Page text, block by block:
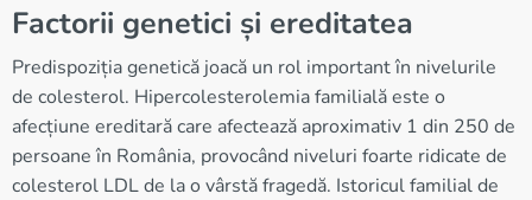
Factorii genetici și ereditatea
Predispoziția genetică joacă un rol important în nivelurile
de colesterol. Hipercolesterolemia familială este o
afecțiune ereditară care afectează aproximativ 1 din 250 de
persoane în România, provocând niveluri foarte ridicate de
colesterol LDL de la o vârstă fragedă. Istoricul familial de